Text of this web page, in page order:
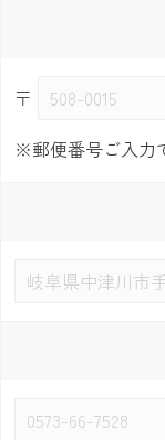
〒
※郵便番号ご入力